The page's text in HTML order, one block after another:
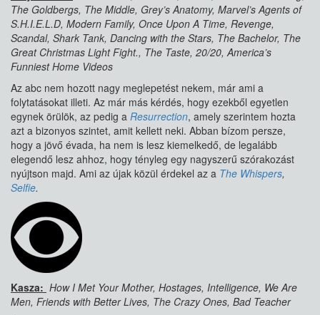
The Goldbergs, The Middle, Grey’s Anatomy, Marvel’s Agents of
S.H.I.E.L.D, Modern Family, Once Upon A Time, Revenge,
Scandal, Shark Tank, Dancing with the Stars, The Bachelor, The
Great Christmas Light Fight., The Taste, 20/20, America’s
Funniest Home Videos
Az abc nem hozott nagy meglepetést nekem, már ami a
folytatásokat illeti. Az már más kérdés, hogy ezekből egyetlen
egynek örülök, az pedig a Resurrection, amely szerintem hozta
azt a bizonyos szintet, amit kellett neki. Abban bízom persze,
hogy a jövő évada, ha nem is lesz kiemelkedő, de legalább
elegendő lesz ahhoz, hogy tényleg egy nagyszerű szórakozást
nyújtson majd. Ami az újak közül érdekel az a The Whispers,
Selfie.
Kasza: How I Met Your Mother, Hostages, Intelligence, We Are
Men, Friends with Better Lives, The Crazy Ones, Bad Teacher